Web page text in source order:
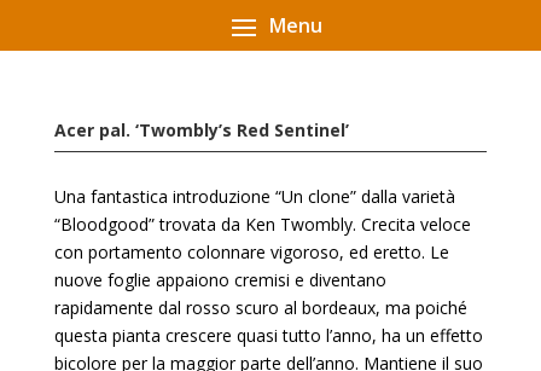
Acer pal. ‘Twombly’s Red Sentinel’
Una fantastica introduzione “Un clone” dalla varietà
“Bloodgood” trovata da Ken Twombly. Crecita veloce
con portamento colonnare vigoroso, ed eretto. Le
nuove foglie appaiono cremisi e diventano
rapidamente dal rosso scuro al bordeaux, ma poiché
questa pianta crescere quasi tutto l’anno, ha un effetto
bicolore per la maggior parte dell’anno. Mantiene il suo